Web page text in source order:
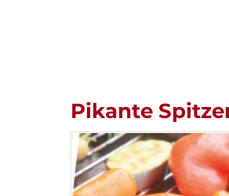
Pikante